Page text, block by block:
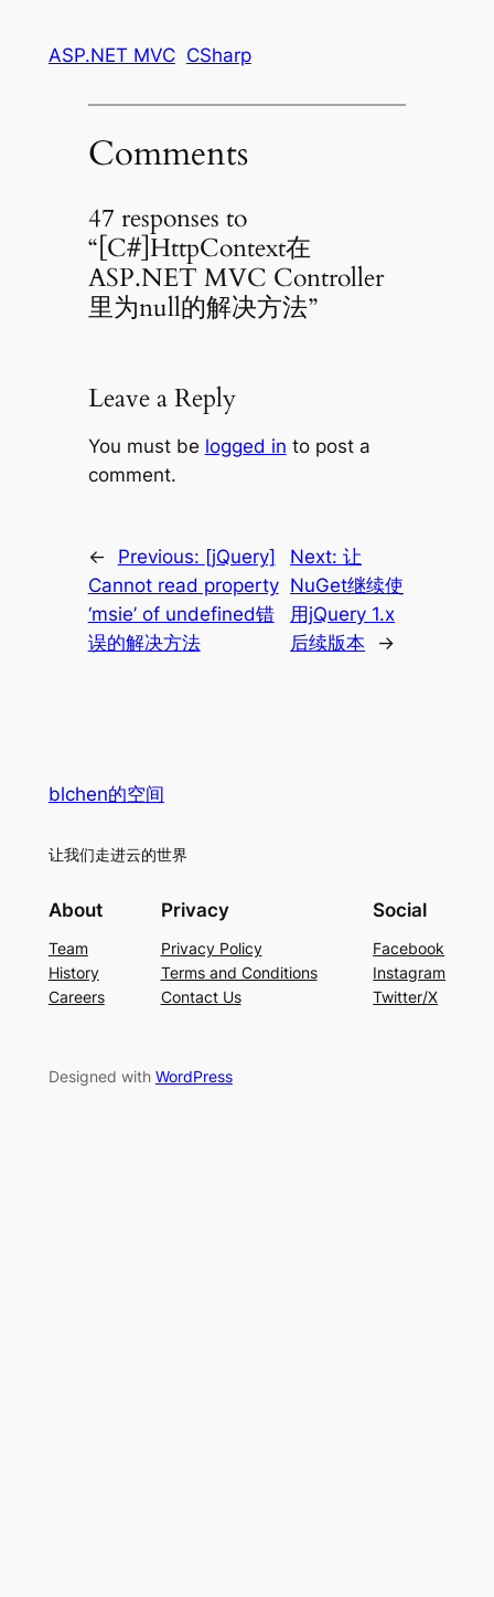
ASP.NET MVC CSharp
Comments
47 responses to
“[C#]HttpContext在
ASP.NET MVC Controller
里为null的解决方法”
Leave a Reply
You must be logged in to post a
comment.
← Previous: [jQuery]
Cannot read property
‘msie’ of undefined错
误的解决方法
Next:让
NuGet继续使
用jQuery 1.x
后续版本
→
blchen的空间
让我们走进云的世界
About
Team
History
Careers
Privacy
Privacy Policy
Terms and Conditions
Contact Us
Social
Facebook
Instagram
Twitter/X
Designed with WordPress